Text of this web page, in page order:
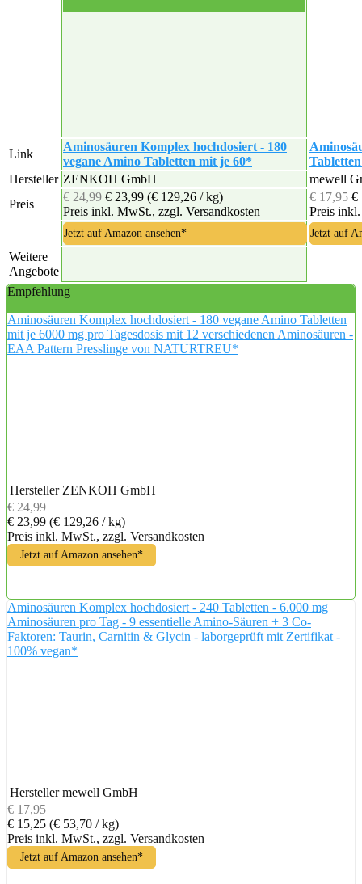
Link
Aminosäuren Komplex hochdosiert - 180
vegane Amino Tabletten mit je 60*
Hersteller ZENKOH GmbH
mewell
Preis
€ 24,99 € 23,99 (€ 129,26 / kg)
Preis inkl. MwSt., zzgl. Versandkosten
€ 17,95 €
Preis
Jetzt auf Amazon ansehen* Jetzt auf
Weitere
Angebote
Empfehlung
Aminosäuren Komplex hochdosiert - 180 vegane Amino Tabletten
mit je 6000 mg pro Tagesdosis mit 12 verschiedenen Aminosäuren -
EAA Pattern Presslinge von NATURTREU*
Hersteller ZENKOH GmbH
€ 24,99
€ 23,99 (€ 129,26 / kg)
Preis inkl. MwSt., zzgl. Versandkosten
Jetzt auf Amazon ansehen*
Aminosäuren Komplex hochdosiert - 240 Tabletten - 6.000 mg
Aminosäuren pro Tag - 9 essentielle Amino-Säuren + 3 Co-
Faktoren: Taurin, Carnitin & Glycin - laborgeprüft mit Zertifikat -
100% vegan*
Hersteller mewell GmbH
€ 17,95
€ 15,25 (€ 53,70 / kg)
Preis inkl. MwSt., zzgl. Versandkosten
Jetzt auf Amazon ansehen*